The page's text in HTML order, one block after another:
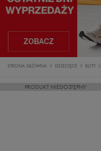
STRONA GŁÓWNA DZIECIĘCE BUTY
PRODUKT NIEDOSTĘPNY